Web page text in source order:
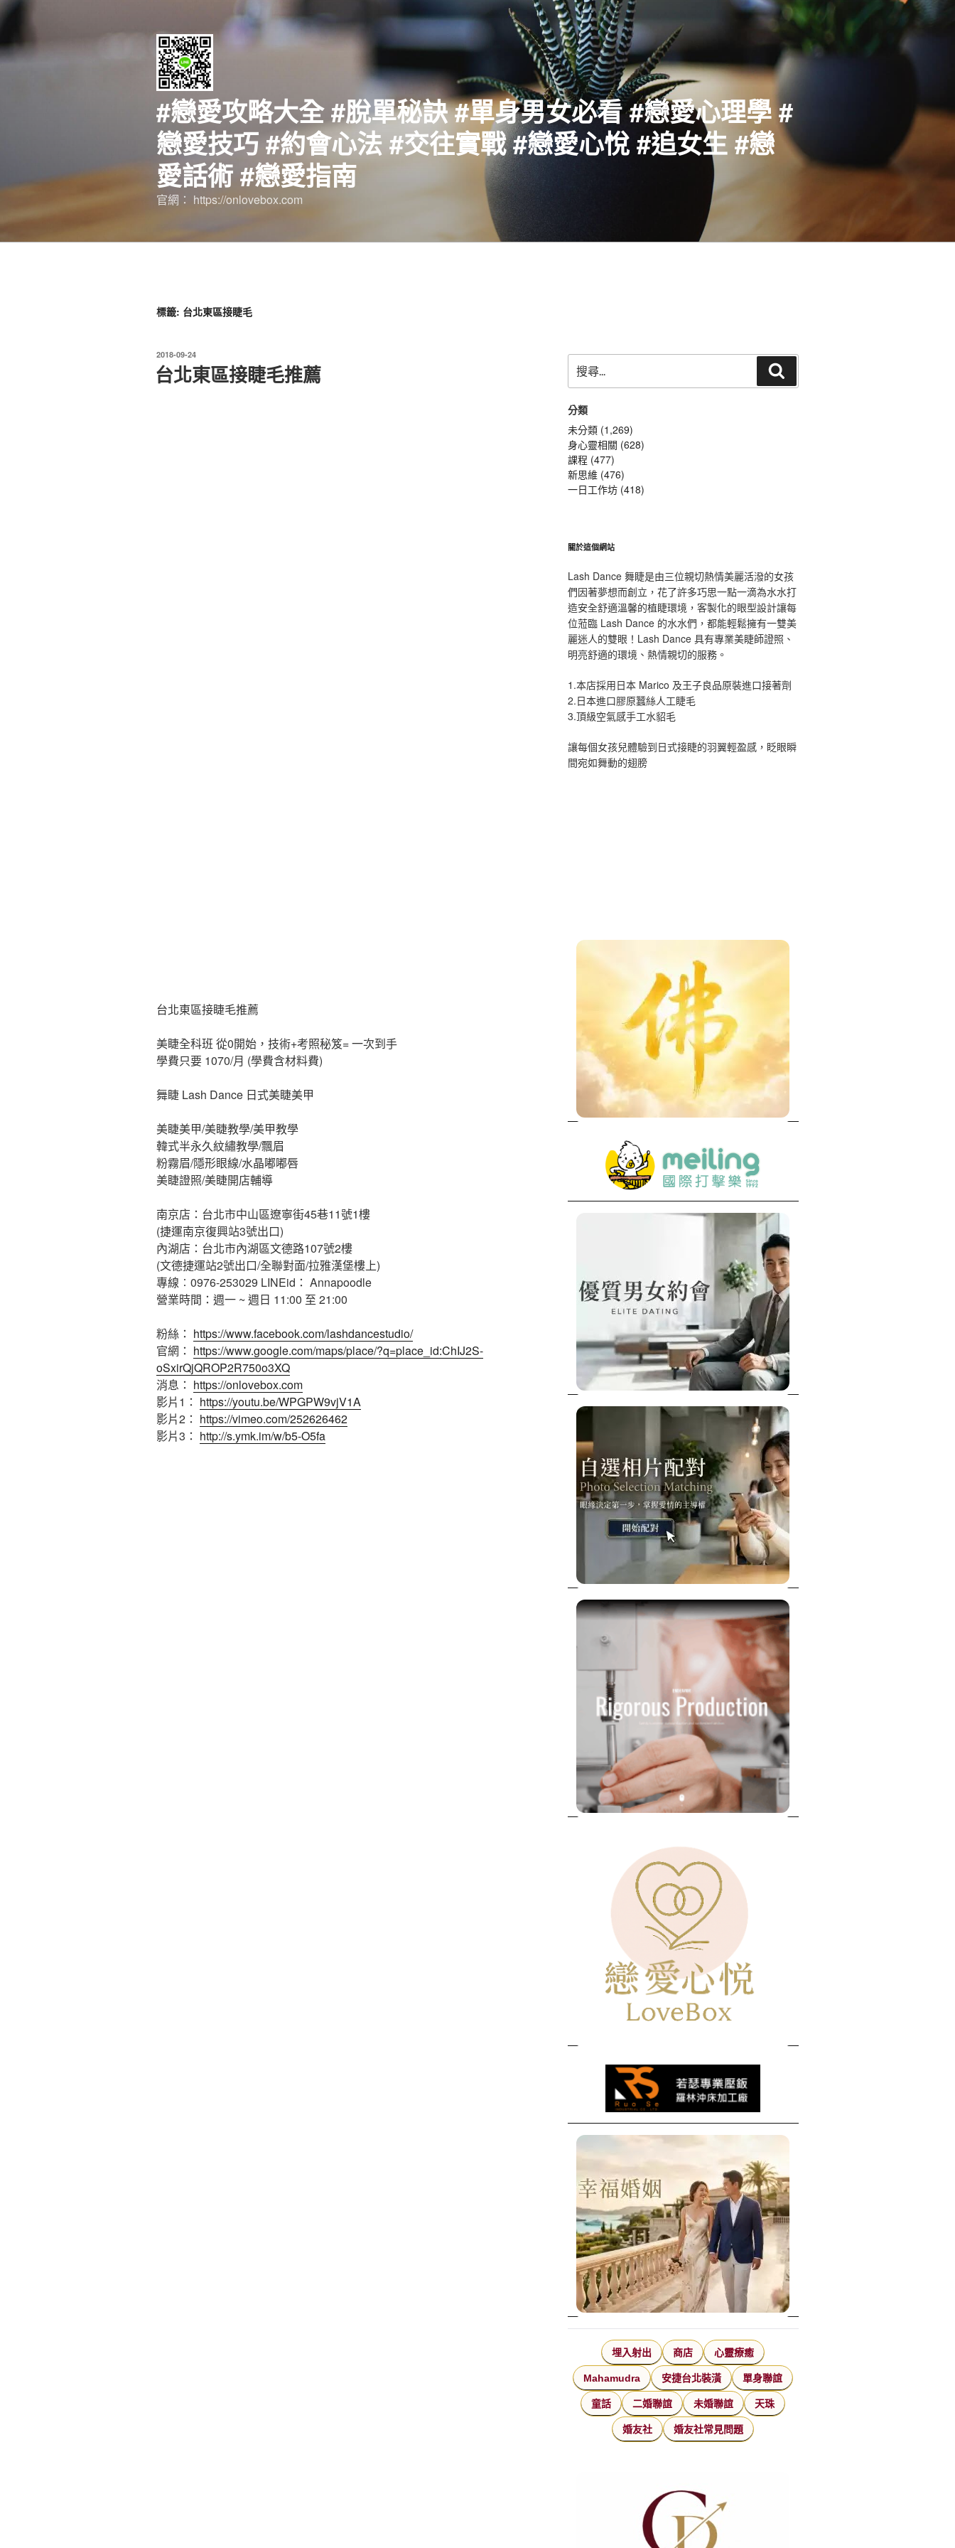
跳
至
主
要
#戀愛攻略大全 #脫單秘訣 #單身男女必看 #戀愛心理學 #
戀愛技巧 #約會心法 #交往實戰 #戀愛心悅 #追女生 #戀
愛話術 #戀愛指南
官網： https://onlovebox.com
標籤: 台北東區接睫毛
發
佈
於
2018-09-24
台北東區接睫毛推薦
台北東區接睫毛推薦
美睫全科班 從0開始，技術+考照秘笈= 一次到手
學費只要 1070/月 (學費含材料費)
舞睫 Lash Dance 日式美睫美甲
美睫美甲/美睫教學/美甲教學
韓式半永久紋繡教學/飄眉
粉霧眉/隱形眼線/水晶嘟嘟唇
美睫證照/美睫開店輔導
南京店：台北市中山區遼寧街45巷11號1樓
(捷運南京復興站3號出口)
內湖店：台北市內湖區文德路107號2樓
(文德捷運站2號出口/全聯對面/拉雅漢堡樓上)
專線︰0976-253029 LINEid： Annapoodle
營業時間：週一 ~ 週日 11:00 至 21:00
粉絲： https://www.facebook.com/lashdancestudio/
官網： https://www.google.com/maps/place/?q=place_id:ChIJ2S-
oSxirQjQROP2R750o3XQ
消息： https://onlovebox.com
影片1： https://youtu.be/WPGPW9vjV1A
影片2： https://vimeo.com/252626462
影片3： http://s.ymk.im/w/b5-O5fa
尋
關
鍵
字:
尋
分類
未分類 (1,269)
身心靈相關 (628)
課程 (477)
新思維 (476)
一日工作坊 (418)
關於這個網站
Lash Dance 舞睫是由三位親切熱情美麗活潑的女孩
們因著夢想而創立，花了許多巧思一點一滴為水水打
造安全舒適溫馨的植睫環境，客製化的眼型設計讓每
位蒞臨 Lash Dance 的水水們，都能輕鬆擁有一雙美
麗迷人的雙眼！Lash Dance 具有專業美睫師證照、
明亮舒適的環境、熱情親切的服務。
1.本店採用日本 Marico 及王子良品原裝進口接著劑
2.日本進口膠原蠶絲人工睫毛
3.頂級空氣感手工水貂毛
讓每個女孩兒體驗到日式接睫的羽翼輕盈感，眨眼瞬
間宛如舞動的翅膀
埋入射出 商店 心靈療癒
Mahamudra 安捷台北裝潢 單身聯誼
童話 二婚聯誼 未婚聯誼 天珠
婚友社 婚友社常見問題